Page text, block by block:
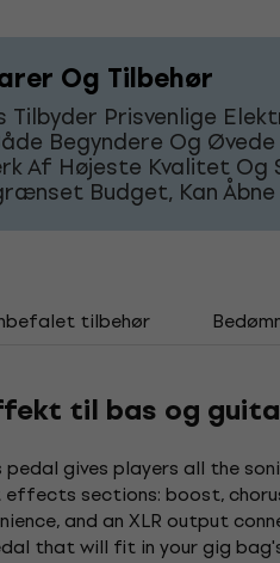
Og Tilbehør
Tilbyder Prisvenlige
Begyndere Og
Af Højeste Kvalitet Og
Budget, Kan Åbne
tilbehør
til bas og
pedal gives players all the
sections: boost,
and an XLR output
that will fit in your gig